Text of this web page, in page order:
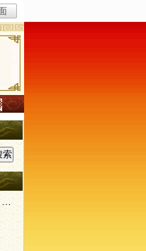
不要问“病从何来”?只需问“治向何去”?